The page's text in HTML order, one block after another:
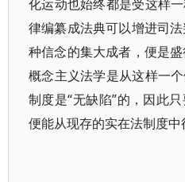
化运动也始终都是受这样
律编纂成法典可以增进司
种信念的集大成者，便是盛
概念主义法学是从这样一
制度是“无缺陷”的，因此
便能从现存的实在法制度中